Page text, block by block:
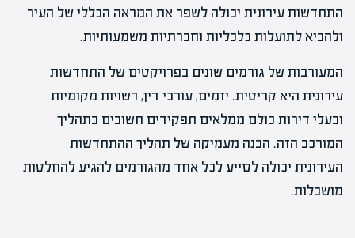
התחדשות עירונית יכולה לשפר את המראה הכללי של העיר
ולהביא לתועלות כלכליות וחברתיות משמעותיות.
המעורבות של גורמים שונים בפרויקטים של התחדשות
עירונית היא קריטית. יזמים, עורכי דין, רשויות מקומיות
ובעלי דירות כולם ממלאים תפקידים חשובים בתהליך
המורכב הזה. הבנה מעמיקה של תהליך ההתחדשות
העירונית יכולה לסייע לכל אחד מהגורמים להגיע להחלטות
מושכלות.